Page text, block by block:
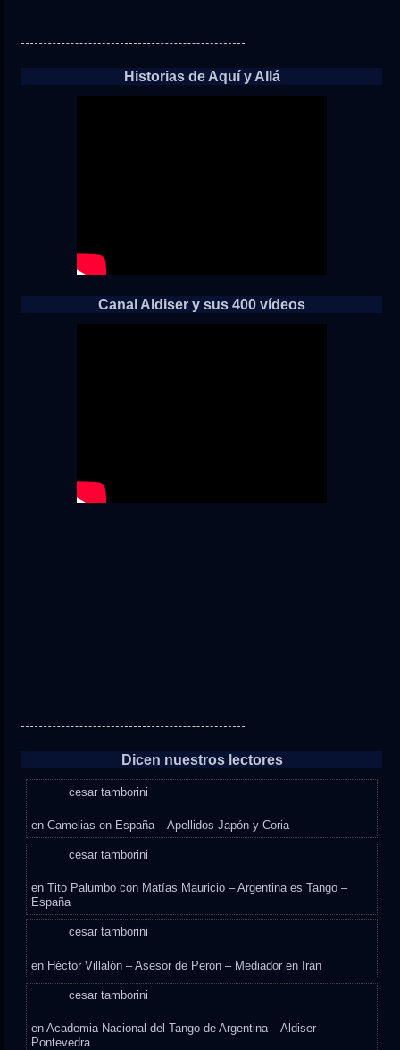
Historias de Aquí y Allá
Canal Aldiser y sus 400 vídeos
Dicen nuestros lectores
cesar tamborini
enCamelias en España – Apellidos Japón y Coria
cesar tamborini
enTito Palumbo con Matías Mauricio – Argentina es Tango –
España
cesar tamborini
en Héctor Villalón – Asesor de Perón – Mediador en Irán
cesar tamborini
enAcademia Nacional del Tango de Argentina – Aldiser –
Pontevedra